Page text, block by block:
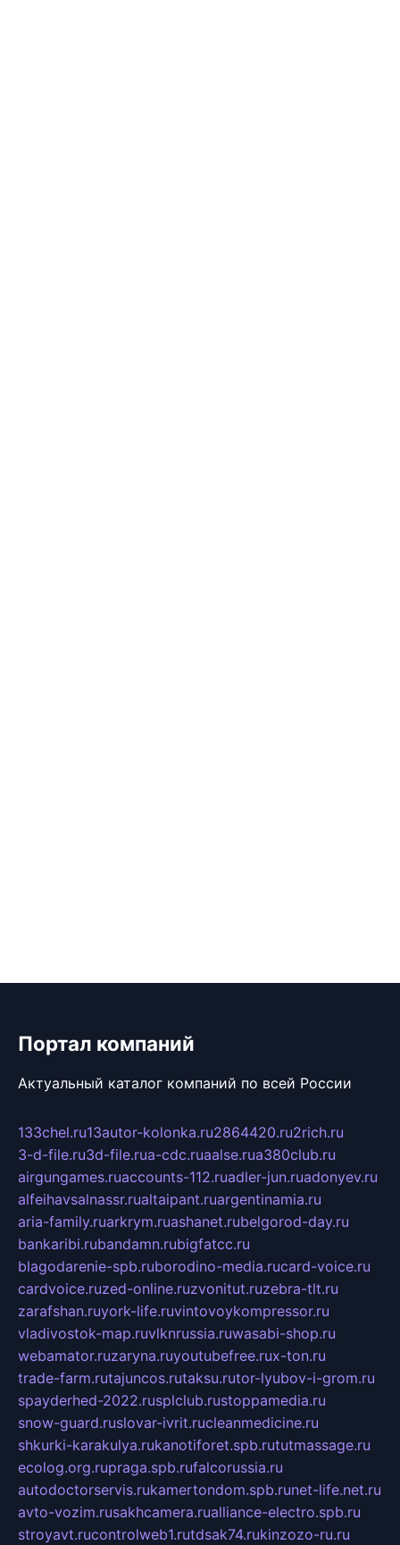
Портал компаний
Актуальный каталог компаний по всей России
133chel.ru13autor-kolonka.ru2864420.ru2rich.ru
3-d-file.ru3d-file.rua-cdc.ruaalse.rua380club.ru
airgungames.ruaccounts-112.ruadler-jun.ruadonyev.ru
alfeihavsalnassr.rualtaipant.ruargentinamia.ru
aria-family.ruarkrym.ruashanet.rubelgorod-day.ru
bankaribi.rubandamn.rubigfatcc.ru
blagodarenie-spb.ruborodino-media.rucard-voice.ru
cardvoice.ruzed-online.ruzvonitut.ruzebra-tlt.ru
zarafshan.ruyork-life.ruvintovoykompressor.ru
vladivostok-map.ruvlknrussia.ruwasabi-shop.ru
webamator.ruzaryna.ruyoutubefree.rux-ton.ru
trade-farm.rutajuncos.rutaksu.rutor-lyubov-i-grom.ru
spayderhed-2022.rusplclub.rustoppamedia.ru
snow-guard.ruslovar-ivrit.rucleanmedicine.ru
shkurki-karakulya.rukanotiforet.spb.rututmassage.ru
ecolog.org.rupraga.spb.rufalcorussia.ru
autodoctorservis.rukamertondom.spb.runet-life.net.ru
avto-vozim.rusakhcamera.rualliance-electro.spb.ru
stroyavt.rucontrolweb1.rutdsak74.rukinzozo-ru.ru